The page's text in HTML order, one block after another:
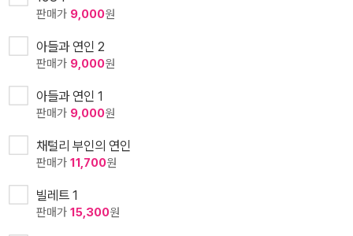
판매가 9,000원
아들과 연인 2
판매가 9,000원
아들과 연인 1
판매가 9,000원
채털리 부인의 연인
판매가 11,700원
빌레트 1
판매가 15,300원